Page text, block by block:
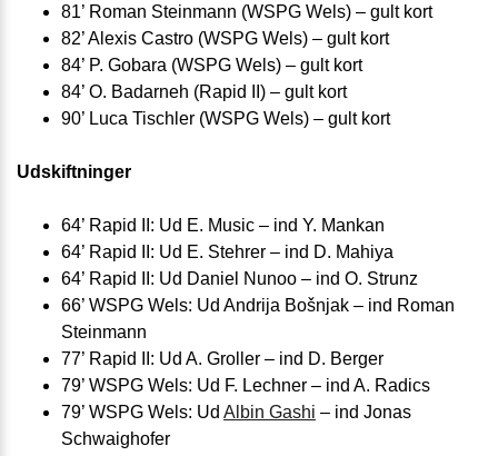
81’ Roman Steinmann (WSPG Wels) – gult kort
82’ Alexis Castro (WSPG Wels) – gult kort
84’ P. Gobara (WSPG Wels) – gult kort
84’ O. Badarneh (Rapid II) – gult kort
90’ Luca Tischler (WSPG Wels) – gult kort
Udskiftninger
64’ Rapid II: Ud E. Music – ind Y. Mankan
64’ Rapid II: Ud E. Stehrer – ind D. Mahiya
64’ Rapid II: Ud Daniel Nunoo – ind O. Strunz
66’ WSPG Wels: Ud Andrija Bošnjak – ind Roman
Steinmann
77’ Rapid II: Ud A. Groller – ind D. Berger
79’ WSPG Wels: Ud F. Lechner – ind A. Radics
79’ WSPG Wels: Ud Albin Gashi – ind Jonas
Schwaighofer